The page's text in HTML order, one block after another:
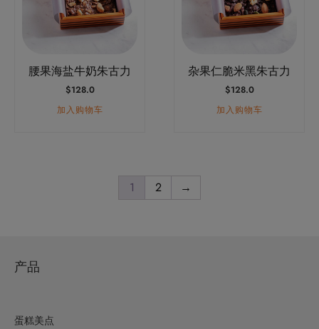
腰果海盐牛奶朱古力
$128.0
加入购物车
杂果仁脆米黑朱古力
$128.0
加入购物车
1 2 →
产品
蛋糕美点